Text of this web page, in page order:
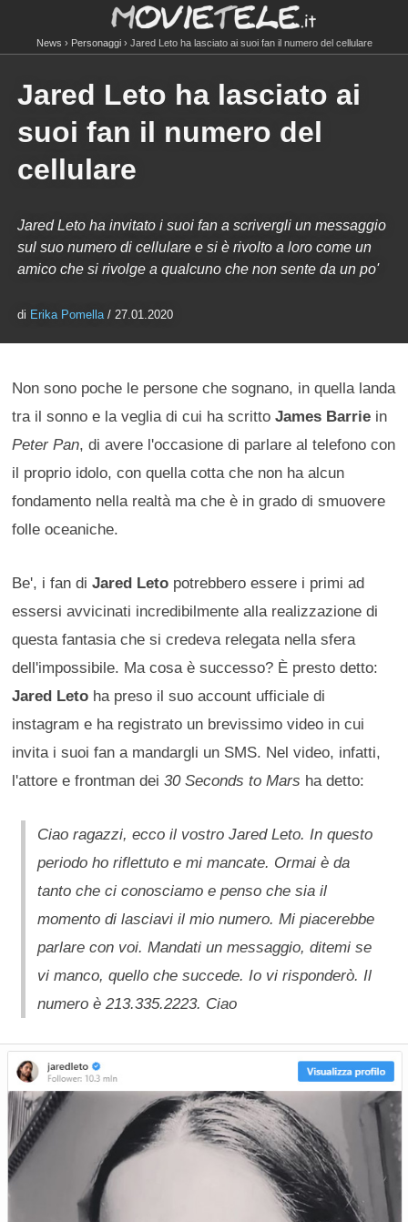
News Personaggi Jared Leto ha lasciato ai suoi fan il numero del cellulare
Jared Leto ha lasciato ai
suoi fan il numero del
cellulare
Jared Leto ha invitato i suoi fan a scrivergli un messaggio
sul suo numero di cellulare e si è rivolto a loro come un
amico che si rivolge a qualcuno che non sente da un po'
di Erika Pomella/ 27.01.2020
Non sono poche le persone che sognano, in quella landa
tra il sonno e la veglia di cui ha scritto James Barrie in
Peter Pan, di avere l'occasione di parlare al telefono con
il proprio idolo, con quella cotta che non ha alcun
fondamento nella realtà ma che è in grado di smuovere
folle oceaniche.
Be', i fan di Jared Leto potrebbero essere i primi ad
essersi avvicinati incredibilmente alla realizzazione di
questa fantasia che si credeva relegata nella sfera
dell'impossibile. Ma cosa è successo? È presto detto:
Jared Leto ha preso il suo account ufficiale di
instagram e ha registrato un brevissimo video in cui
invita i suoi fan a mandargli un SMS. Nel video, infatti,
l'attore e frontman dei30 Seconds to Mars ha detto:
Ciao ragazzi, ecco il vostro Jared Leto. In questo
periodo ho riflettuto e mi mancate. Ormai è da
tanto che ci conosciamo e penso che sia il
momento di lasciavi il mio numero. Mi piacerebbe
parlare con voi. Mandati un messaggio, ditemi se
vi manco, quello che succede. Io vi risponderò. Il
numero è 213.335.2223. Ciao